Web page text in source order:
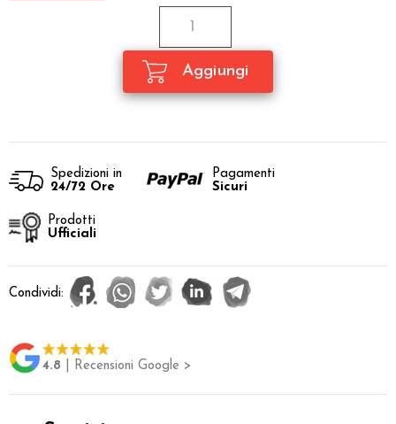
Spedizioni in
24/72 Ore
Pagamenti
Sicuri
Prodotti
Ufficiali
Condividi:
4.8 | Recensioni Google >